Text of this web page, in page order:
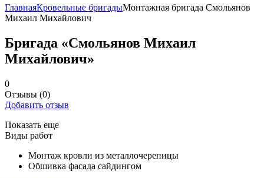
ГлавнаяКровельные бригадыМонтажная бригада Смольянов
Михаил Михайлович
Бригада «Смольянов Михаил
Михайлович»
0
Отзывы (0)
Добавить отзыв
Показать еще
Виды работ
Монтаж кровли из металлочерепицы
Обшивка фасада сайдингом